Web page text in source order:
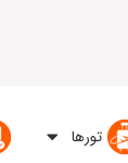
تورها